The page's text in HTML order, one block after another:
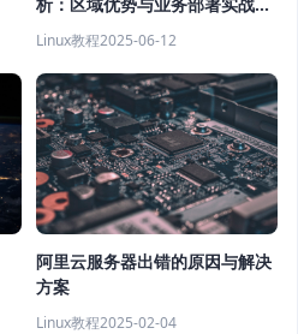
南
Linux教程2025-06-12
阿里云服务器出错的原因与解决
方案
Linux教程2025-02-04